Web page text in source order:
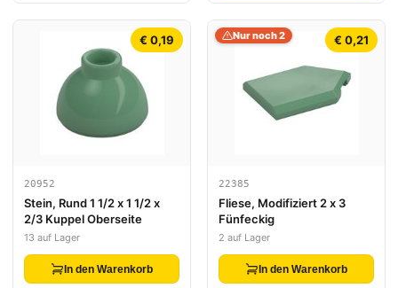
€ 0,19
20952
Stein, Rund 1 1/2 x 1 1/2 x
2/3 Kuppel Oberseite
13 auf Lager
In den Warenkorb
€ 0,21
Nur noch 2
22385
Fliese, Modifiziert 2 x 3
Fünfeckig
2 auf Lager
In den Warenkorb